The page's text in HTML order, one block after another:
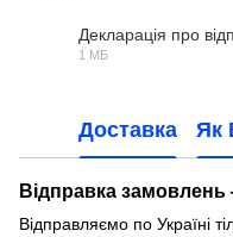
Декларація про
1 МБ
Доставка Як
Відправка замовлень
Відправляємо по Україні